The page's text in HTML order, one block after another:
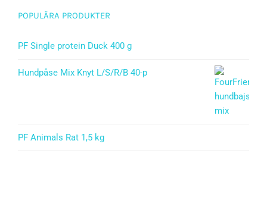
POPULÄRA PRODUKTER
PF Single protein Duck 400 g
Hundpåse Mix Knyt L/S/R/B 40-p
PF Animals Rat 1,5 kg